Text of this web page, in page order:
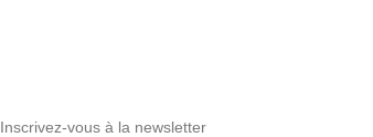
Inscrivez-vous à la newsletter